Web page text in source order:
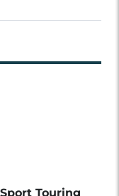
Touring